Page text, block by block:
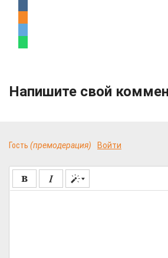
Напишите свой
Гость (премодерация) Войти